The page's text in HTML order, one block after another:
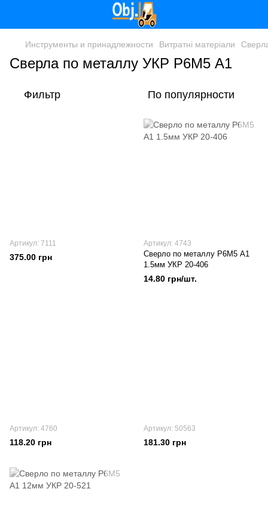
Инструменты и принадлежности Витратні матеріали
Сверла по металлу УКР Р6М5 А1
Фильтр По популярности
Артикул: 7111
375.00 грн
Артикул: 4743
Сверло по металлу Р6М5 А1
1.5мм УКР 20-406
14.80 грн/шт.
Артикул: 4760
118.20 грн
Артикул: 50563
181.30 грн